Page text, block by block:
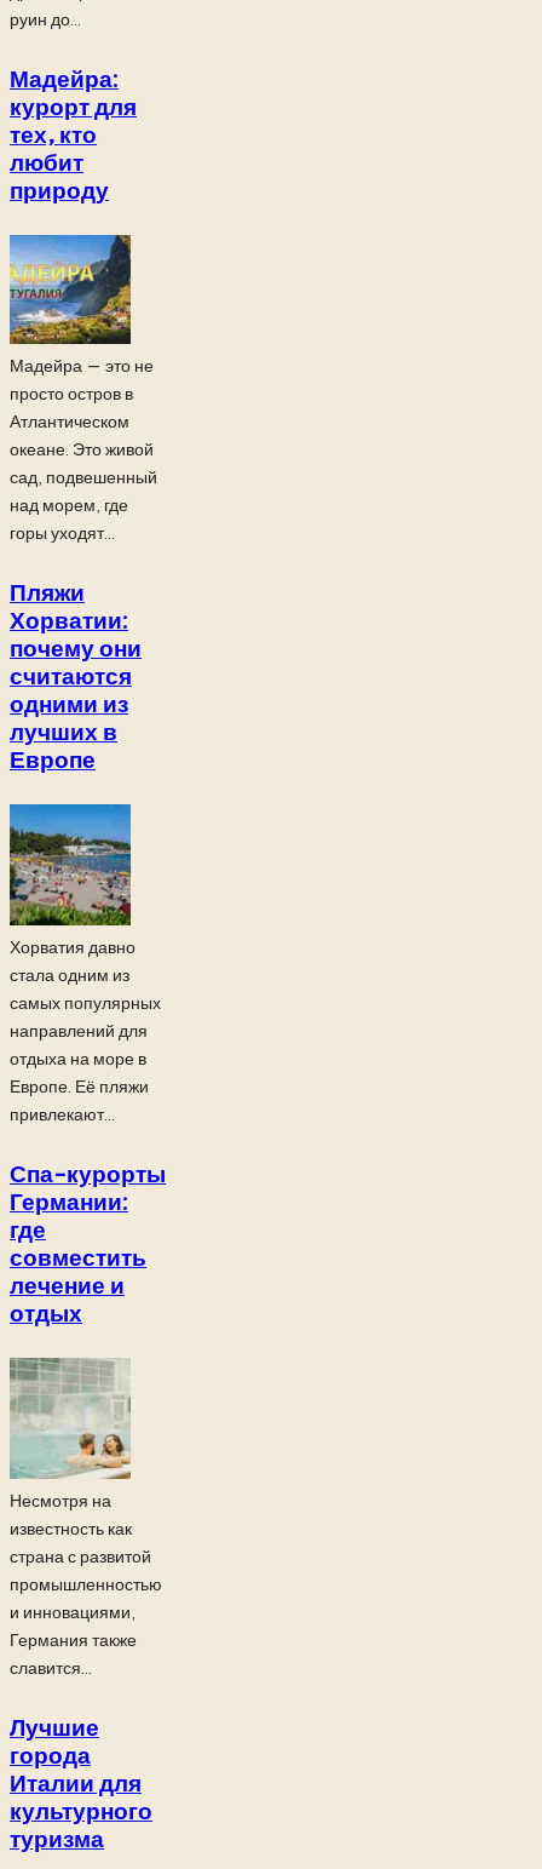
руин до...
Мадейра:
курорт для
тех, кто
любит
природу
Мадейра — это не
просто остров в
Атлантическом
океане. Это живой
сад, подвешенный
над морем, где
горы уходят...
Пляжи
Хорватии:
почему они
считаются
одними из
лучших в
Европе
Хорватия давно
стала одним из
самых популярных
направлений для
отдыха на море в
Европе. Её пляжи
привлекают...
Спа-курорты
Германии:
где
совместить
лечение и
отдых
Несмотря на
известность как
страна с развитой
промышленностью
и инновациями,
Германия также
славится...
Лучшие
города
Италии для
культурного
туризма